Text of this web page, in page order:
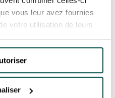
vous leur avez fournies
votre utilisation de leurs
CETTE
dispositif
en Famille